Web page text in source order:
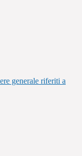
generale riferiti a